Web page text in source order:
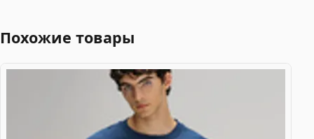
Похожие товары